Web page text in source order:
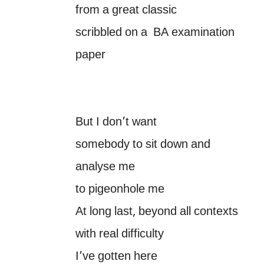
from a great classic
scribbled on a BA examination
paper
But I don’t want
somebody to sit down and
analyse me
to pigeonhole me
At long last, beyond all contexts
with real difficulty
I’ve gotten here